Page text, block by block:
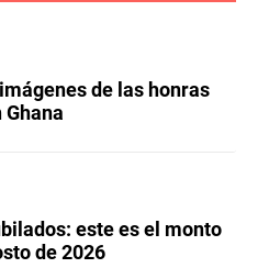
de las honras
este es el monto
de 2026